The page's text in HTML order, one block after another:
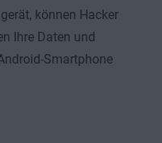
können Hacker
Ihre Daten und
Smartphone